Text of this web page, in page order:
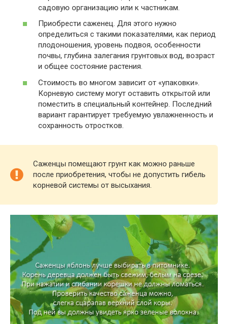
садовую организацию или к частникам.
Приобрести саженец. Для этого нужно
определиться с такими показателями, как период
плодоношения, уровень подвоя, особенности
почвы, глубина залегания грунтовых вод, возраст
и общее состояние растения.
Стоимость во многом зависит от «упаковки».
Корневую систему могут оставить открытой или
поместить в специальный контейнер. Последний
вариант гарантирует требуемую увлажненность и
сохранность отростков.
Саженцы помещают грунт как можно раньше
после приобретения, чтобы не допустить гибель
корневой системы от высыхания.